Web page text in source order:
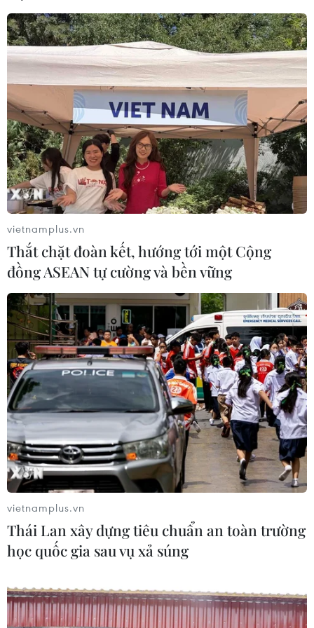
vietnamplus.vn
Thắt chặt đoàn kết, hướng tới một Cộng
đồng ASEAN tự cường và bền vững
vietnamplus.vn
Thái Lan xây dựng tiêu chuẩn an toàn trường
học quốc gia sau vụ xả súng